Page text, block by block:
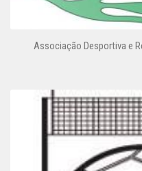
Associação Desportiva e